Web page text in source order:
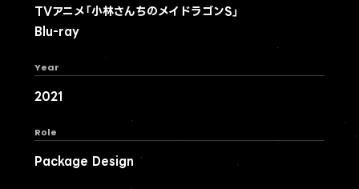
TVアニメ「小林さんちのメイドラゴンS」
Blu-ray
Year
2021
Role
Package Design